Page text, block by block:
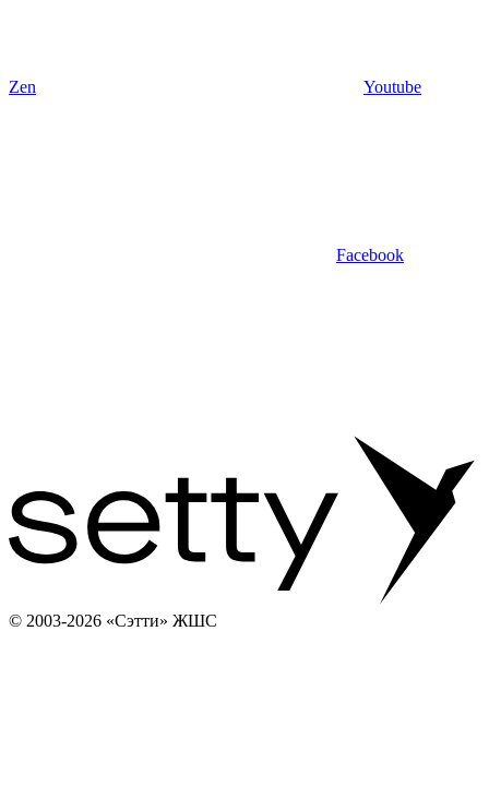
Zen Youtube
Facebook
© 2003-2026 «Сэтти» ЖШС